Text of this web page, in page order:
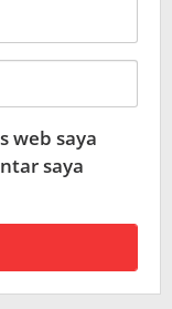
web saya
saya